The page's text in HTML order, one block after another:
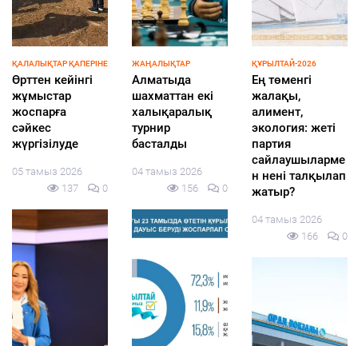
ҚАЛАЛЫҚТАР ҚАПЕРІНЕ
Өрттен кейінгі
жұмыстар
жоспарға
сәйкес
жүргізілуде
05 тамыз 2026
137
0
ЖАҢАЛЫҚТАР
Алматыда
шахматтан екі
халықаралық
турнир
басталды
04 тамыз 2026
156
0
ҚҰРЫЛТАЙ-2026
Ең төменгі
жалақы,
алимент,
экология: жеті
партия
сайлаушыларме
н нені талқылап
жатыр?
04 тамыз 2026
166
0